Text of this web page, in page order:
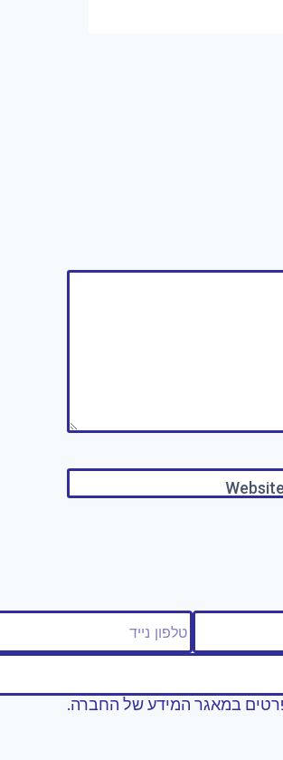
Website
במאגר המידע של החברה.